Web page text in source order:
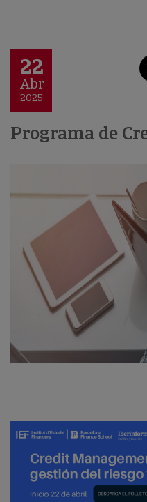
22
Abr
2025
Programa de